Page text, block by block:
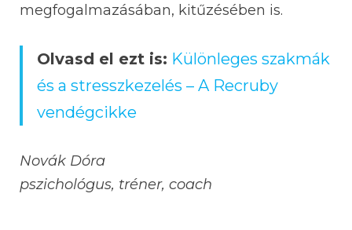
megfogalmazásában, kitűzésében is.
Olvasd el ezt is: Különleges szakmák
és a stresszkezelés – A Recruby
vendégcikke
Novák Dóra
pszichológus, tréner, coach